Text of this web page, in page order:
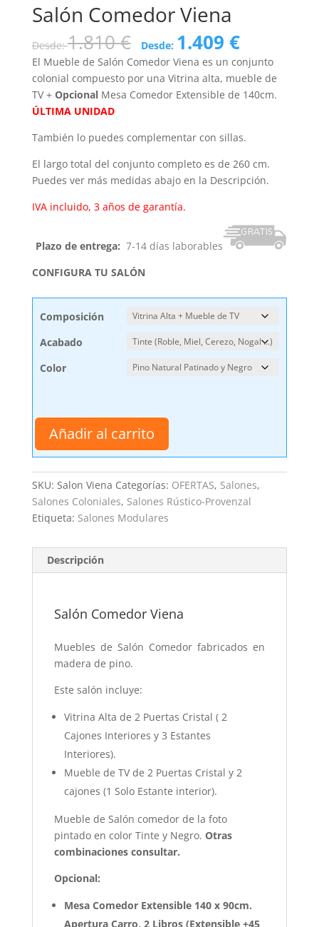
Salón Comedor Viena
Desde:1.810€ Desde: 1.409 €
El Mueble de Salón Comedor Viena es un conjunto
colonial compuesto por una Vitrina alta, mueble de
TV + OpcionalMesa Comedor Extensible de 140cm.
ÚLTIMA UNIDAD
También lo puedes complementar con sillas.
El largo total del conjunto completo es de 260 cm.
Puedes ver más medidas abajo en la Descripción.
IVA incluido, 3 años de garantía.
Plazo de entrega: 7-14 días laborables
CONFIGURA TU SALÓN
Composición
Acabado
Color
Comedor
Viena
cantidad
Añadir al carrito
SKU: Salon Viena Categorías: OFERTAS, Salones,
Salones Coloniales, Salones Rústico-Provenzal
Etiqueta: Salones Modulares
Descripción
Salón Comedor Viena
Muebles de Salón Comedor fabricados en
madera de pino.
Este salón incluye:
Vitrina Alta de 2 Puertas Cristal ( 2
Cajones Interiores y 3 Estantes
Interiores).
Mueble de TV de 2 Puertas Cristal y 2
cajones (1 Solo Estante interior).
Mueble de Salón comedor de la foto
pintado en color Tinte y Negro. Otras
combinaciones consultar.
Opcional:
Mesa Comedor Extensible 140 x 90cm.
Apertura Carro, 2 Libros (Extensible +45